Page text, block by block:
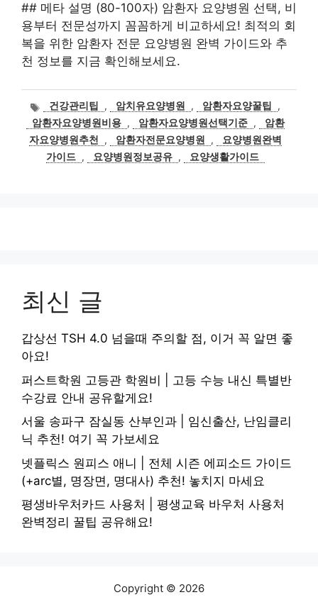
## 메타 설명 (80-100자) 암환자 요양병원 선택, 비
용부터 전문성까지 꼼꼼하게 비교하세요! 최적의 회
복을 위한 암환자 전문 요양병원 완벽 가이드와 추
천 정보를 지금 확인해보세요.
태
그
건강관리팁 , 암치유요양병원 , 암환자요양꿀팁
,
암환자요양병원비용 , 암환자요양병원선택기준 ,
암환
자요양병원추천
, 암환자전문요양병원 ,
요양병원완벽
가이드 , 요양병원정보공유 , 요양생활가이드
최신 글
갑상선 TSH 4.0 넘을때 주의할 점, 이거 꼭 알면 좋
아요!
퍼스트학원 고등관 학원비 | 고등 수능 내신 특별반
수강료 안내 공유할게요!
서울 송파구 잠실동 산부인과 | 임신출산, 난임클리
닉 추천! 여기 꼭 가보세요
넷플릭스 원피스 애니 | 전체 시즌 에피소드 가이드
(+arc별, 명장면, 명대사) 추천! 놓치지 마세요
평생바우처카드 사용처 | 평생교육 바우처 사용처
완벽정리 꿀팁 공유해요!
Copyright © 2026